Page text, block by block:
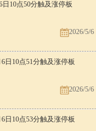
日10点50分触及涨停板
2026/5/6
日10点51分触及涨停板
2026/5/6
日10点53分触及涨停板